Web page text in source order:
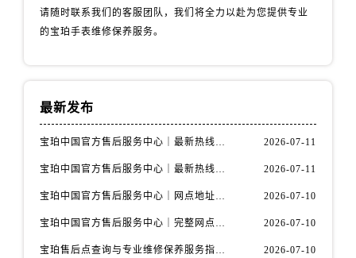
山西省晋城市城区黄华街宝珀售后服务中心（需提前预约）
请随时联系我们的客服团队，我们将全力以赴为您提供专业
的宝珀手表维修保养服务。
最新发布
宝珀中国官方售后服务中心｜最新热线电话与地址权威信息通知（2026年7月最新） 2026-07-11
宝珀中国官方售后服务中心｜最新热线和全部维修地址权威信息通知（2026年7月最新） 2026-07-11
宝珀中国官方售后服务中心｜网点地址与24小时热线权威信息通知（2026年7月最新） 2026-07-10
宝珀中国官方售后服务中心｜完整网点地址与热线权威信息通知（2026年7月最新） 2026-07-10
宝珀售后点查询与专业维修保养服务指南权威公示（2026年7月最新） 2026-07-10